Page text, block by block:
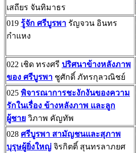
เสถียร จันทิมาธร
019 รู้จัก ศรีบูรพา รัญจวน อินทร
กำแหง
022 เชิด ทรงศรี ปริศนาข้างหลังภาพ
ของ ศรีบูรพา ชูศักดิ์ ภัทรกุลวณิชย์
025 พิจารณาการชะงักงันของความ
รักในเรื่อง ข้างหลังภาพ และลูก
ผู้ชาย วิภาพ คัญทัพ
028 ศรีบูรพา สามัญชนและสุภาพ
บุรุษผู้ยิ่งใหญ่ จิรกิตติ์ สุนทรลาภยศ